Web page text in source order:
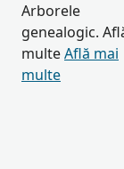
Arborele
genealogic.
multeAflă mai
multe